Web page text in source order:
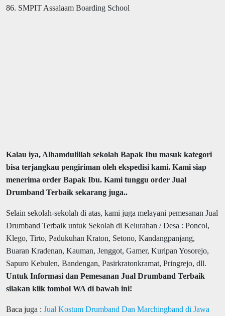
86. SMPIT Assalaam Boarding School
Kalau iya, Alhamdulillah sekolah Bapak Ibu masuk kategori
bisa terjangkau pengiriman oleh ekspedisi kami. Kami siap
menerima order Bapak Ibu. Kami tunggu order Jual
Drumband Terbaik sekarang juga..
Selain sekolah-sekolah di atas, kami juga melayani pemesanan Jual
Drumband Terbaik untuk Sekolah di Kelurahan / Desa : Poncol,
Klego, Tirto, Padukuhan Kraton, Setono, Kandangpanjang,
Buaran Kradenan, Kauman, Jenggot, Gamer, Kuripan Yosorejo,
Sapuro Kebulen, Bandengan, Pasirkratonkramat, Pringrejo, dll.
Untuk Informasi dan Pemesanan Jual Drumband Terbaik
silakan klik tombol WA di bawah ini!
Baca juga : Jual Kostum Drumband Dan Marchingband di Jawa